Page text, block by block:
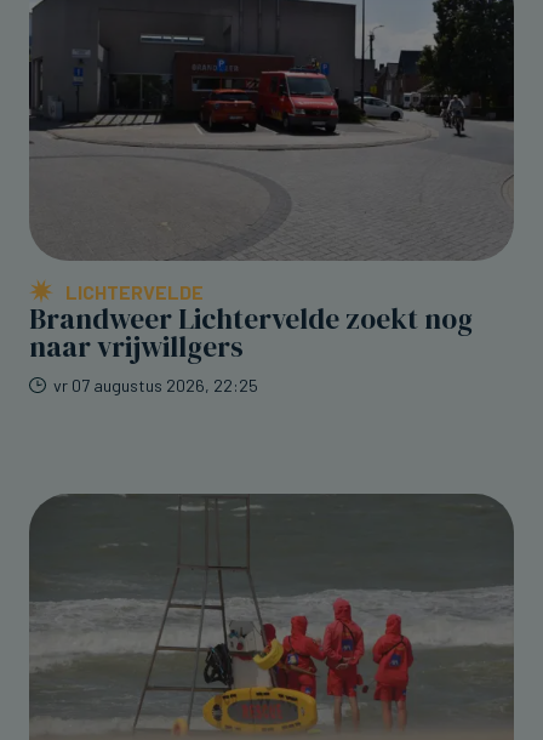
LICHTERVELDE
Brandweer Lichtervelde zoekt nog
naar vrijwillgers
vr 07 augustus 2026, 22:25